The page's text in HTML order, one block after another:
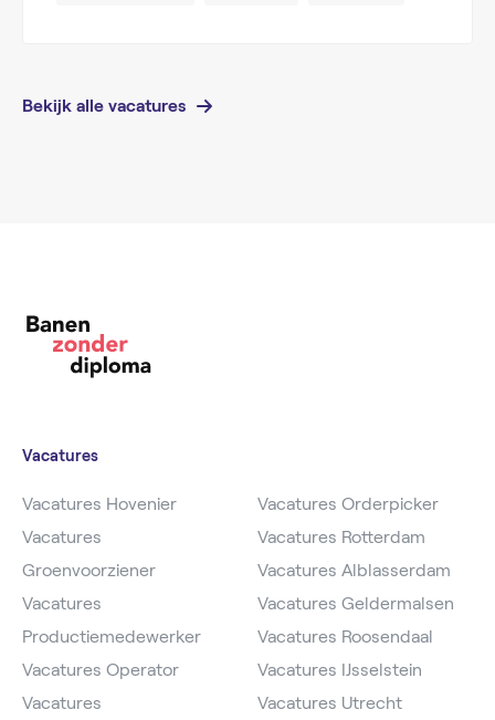
Bekijk alle vacatures
Vacatures
Vacatures Hovenier
Vacatures
Groenvoorziener
Vacatures
Productiemedewerker
Vacatures Operator
Vacatures
Vacatures Orderpicker
Vacatures Rotterdam
Vacatures Alblasserdam
Vacatures Geldermalsen
Vacatures Roosendaal
Vacatures IJsselstein
Vacatures Utrecht